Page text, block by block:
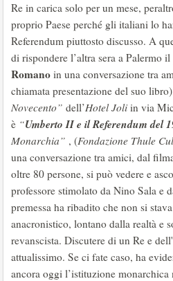
Re in carica solo per un mese,
proprio Paese perché gli italiani lo
Referendum piuttosto discusso. A
di rispondere l’altra sera a Palermo il
Romano in una conversazione tra
chiamata presentazione del suo
Novecento” dell’Hotel Joli in via
è “Umberto II e il Referendum del
Monarchia” , (Fondazione Thule
una conversazione tra amici, dal
oltre 80 persone, si può vedere e
professore stimolato da Nino Sala e
premessa ha ribadito che non si
anacronistico, lontano dalla realtà e
revanscista. Discutere di un Re e
attualissimo. Se ci fate caso, ha
ancora oggi l’istituzione